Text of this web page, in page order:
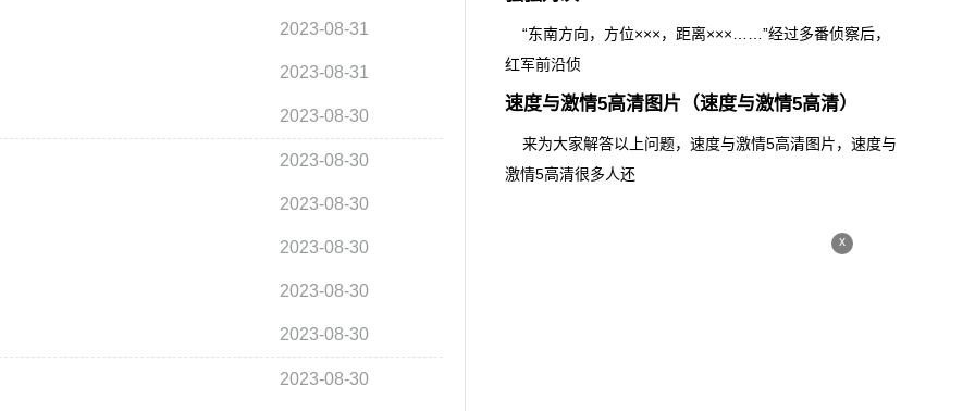
2023-08-31
2023-08-31
2023-08-30
2023-08-30
2023-08-30
2023-08-30
2023-08-30
2023-08-30
2023-08-30
“东南方向，方位×××，距离×××……”经过多番侦察后，
红军前沿侦
速度与激情5高清图片（速度与激情5高清）
来为大家解答以上问题，速度与激情5高清图片，速度与
激情5高清很多人还
x